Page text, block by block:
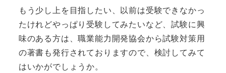
もう少し上を目指したい、以前は受験できなかっ
たけれどやっぱり受験してみたいなど、試験に興
味のある方は、職業能力開発協会から試験対策用
の著書も発行されておりますので、検討してみて
はいかがでしょうか。